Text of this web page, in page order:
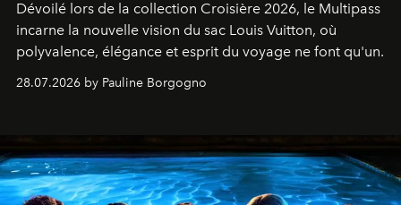
Dévoilé lors de la collection Croisière 2026, le Multipass
incarne la nouvelle vision du sac Louis Vuitton, où
polyvalence, élégance et esprit du voyage ne font qu'un.
28.07.2026 by Pauline Borgogno